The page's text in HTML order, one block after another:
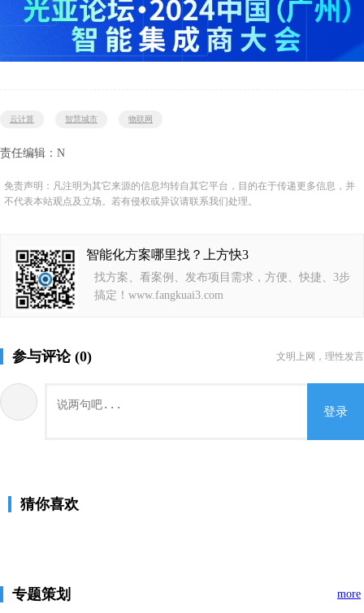
云计算 智慧城市 物联网
责任编辑：N
免责声明：凡注明为其它来源的信息均转自其它平台，目的在于传递更多信息，并
不代表本站观点及立场。若有侵权或异议请联系我们处理。
智能化方案哪里找？上方快3
找方案、看案例、发布项目需求，方便、快捷、3步
搞定！www.fangkuai3.com
参与评论 (0) 文明上网，理性发言
登录
猜你喜欢
专题策划 more